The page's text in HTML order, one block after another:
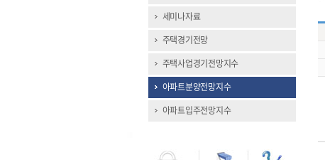
세미나자료
주택경기전망
주택사업경기전망지수
아파트분양전망지수
아파트입주전망지수